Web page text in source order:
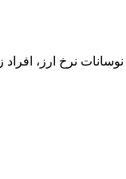
نرخ ارز،